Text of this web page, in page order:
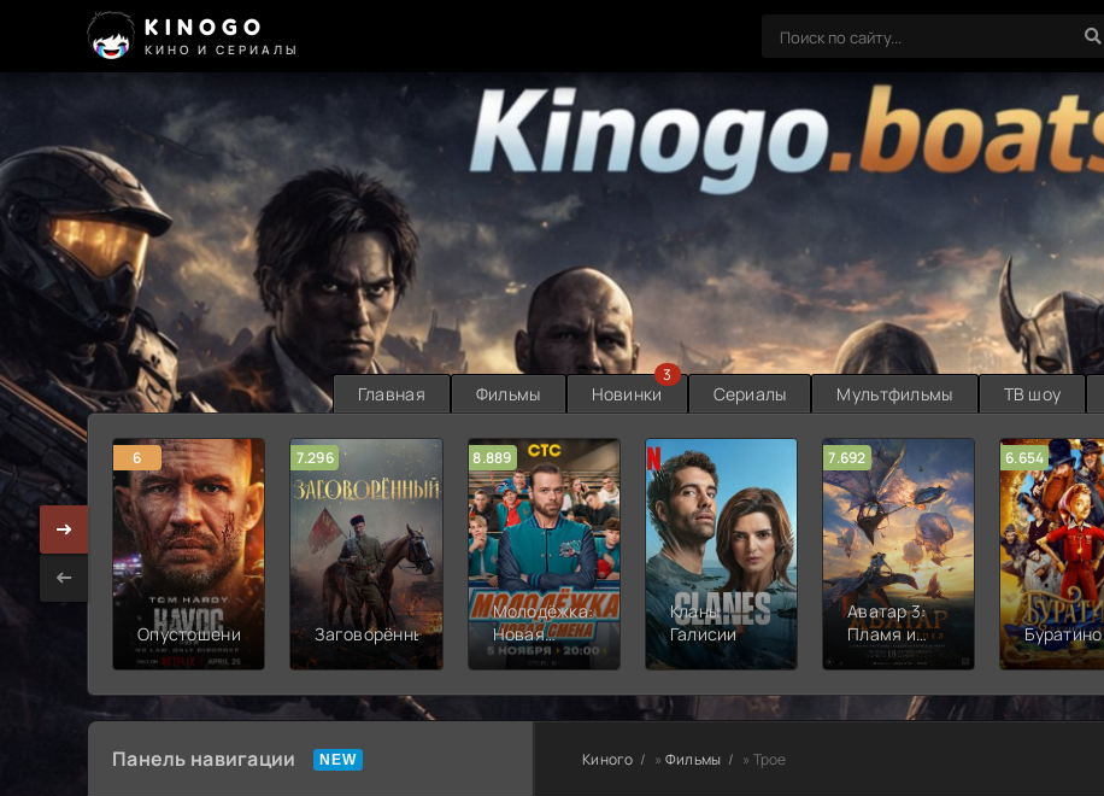
KINOGO
КИНО И СЕРИАЛЫ
Главная Фильмы Новинки
3
Сериалы Мультфильмы ТВ шоу
6
Опустошение
7.296
Заговорённый
8.889
Молодёжка:
Новая
смена
Кланы
Галисии
7.692
Аватар 3:
Пламя и
пепел
6.654
Буратино
Панель навигации Киного » Фильмы » Трое